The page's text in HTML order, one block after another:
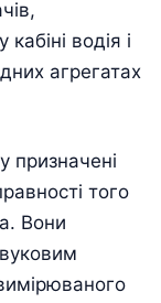
водія і
агрегатах
призначені
того
Вони